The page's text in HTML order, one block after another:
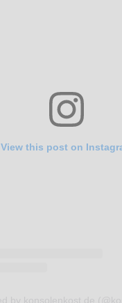
View this post on